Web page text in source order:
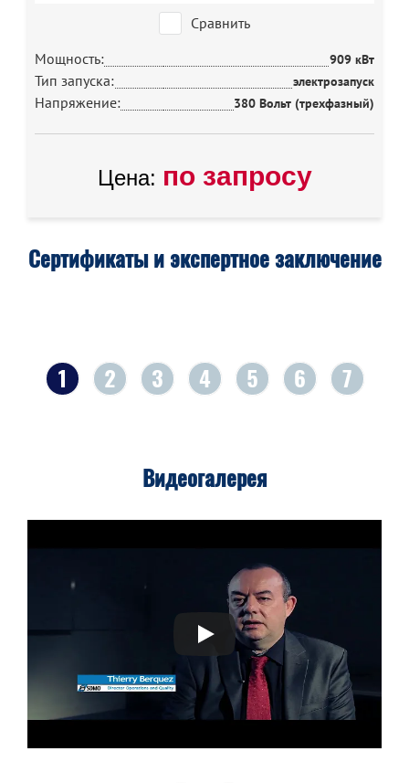
Сравнить
Мощность:
909 кВт
Тип запуска: электрозапуск
Напряжение: 380 Вольт (трехфазный)
Цена: по запросу
Сертификаты и экспертное заключение
1 2 3 4 5 6 7
Видеогалерея